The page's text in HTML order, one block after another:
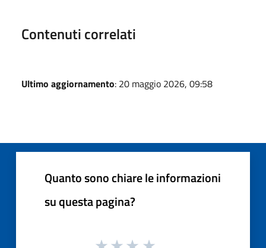
Contenuti correlati
Ultimo aggiornamento: 20 maggio 2026, 09:58
Quanto sono chiare le informazioni
su questa pagina?